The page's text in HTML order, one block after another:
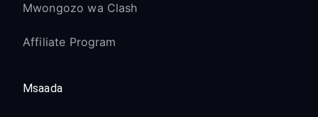
Mwongozo wa Clash
Affiliate Program
Msaada